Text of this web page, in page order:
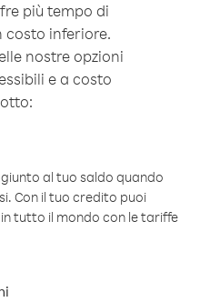
più tempo di
costo inferiore.
nostre opzioni
e a costo
al tuo saldo quando
Con il tuo credito puoi
tutto il mondo con le tariffe